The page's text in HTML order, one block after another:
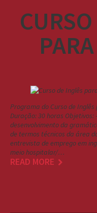
Programa do Curso de Inglês
Duração: 30 horas
desenvolvimento da
de termos técnicos da área
entrevista de emprego em
meio hospitalar/…
READ MORE